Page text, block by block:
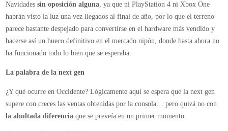
Navidadessin oposición alguna, ya que ni PlayStation 4 ni Xbox One
habrán visto la luz una vez llegados al final de año, por lo que el terreno
parece bastante despejado para convertirse en el hardware más vendido y
hacerse así un hueco definitivo en el mercado nipón, donde hasta ahora no
ha funcionado todo lo bien que se esperaba.
La palabra de la next gen
¿Y qué ocurre en Occidente? Lógicamente aquí se espera que la next gen
supere con creces las ventas obtenidas por la consola… pero quizá no con
la abultada diferencia que se preveía en un primer momento.